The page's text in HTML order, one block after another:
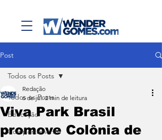
Post
Todos os Posts
Educação
Comportamento
Todos os Posts
Viva Park Brasil
promove Colônia de
Redação
6 de jul. 2 min de leitura